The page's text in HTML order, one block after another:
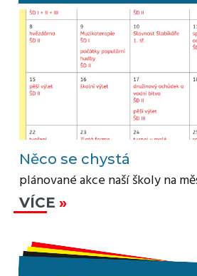
Něco se chystá
plánované akce naší školy na
VÍCE